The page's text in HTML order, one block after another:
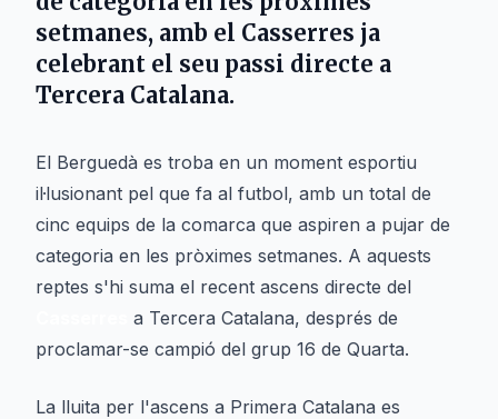
setmanes, amb el Casserres ja
celebrant el seu passi directe a
Tercera Catalana.
El Berguedà es troba en un moment esportiu
il·lusionant pel que fa al futbol, amb un total de
cinc equips de la comarca que aspiren a pujar de
categoria en les pròximes setmanes. A aquests
reptes s'hi suma el recent ascens directe del
a Tercera Catalana, després de
proclamar-se campió del grup 16 de Quarta.
La lluita per l'ascens a Primera Catalana es